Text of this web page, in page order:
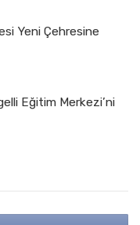
Yeni Çehresine
Eğitim Merkezi’ni